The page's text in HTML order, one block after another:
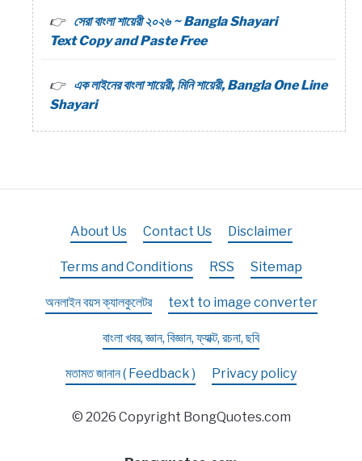
সেরা বাংলা শায়েরী ২০২৬ ~ Bangla Shayari
Text Copy and Paste Free
এক লাইনের বাংলা শায়েরী, মিনি শায়েরী, Bangla One Line
Shayari
About Us Contact Us Disclaimer
Terms and Conditions RSS Sitemap
অনলাইন বয়স ক্যালকুলেটর text to image converter
বাংলা খবর, জ্ঞান, বিজ্ঞান, ফ্যাক্ট, রচনা, ছবি
মতামত জানান ( Feedback ) Privacy policy
© 2026 Copyright BongQuotes.com